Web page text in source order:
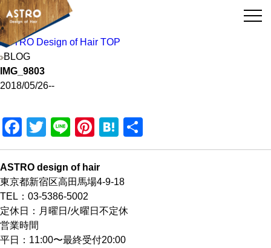
ASTRO Design of Hair TOP
BLOG
IMG_9803
2018/05/26--
Facebook
TwitterLinePinterest
Hatena
有
ASTRO design of hair
東京都新宿区高田馬場4-9-18
TEL：03-5386-5002
定休日：月曜日/火曜日不定休
営業時間
平日：11:00〜最終受付20:00